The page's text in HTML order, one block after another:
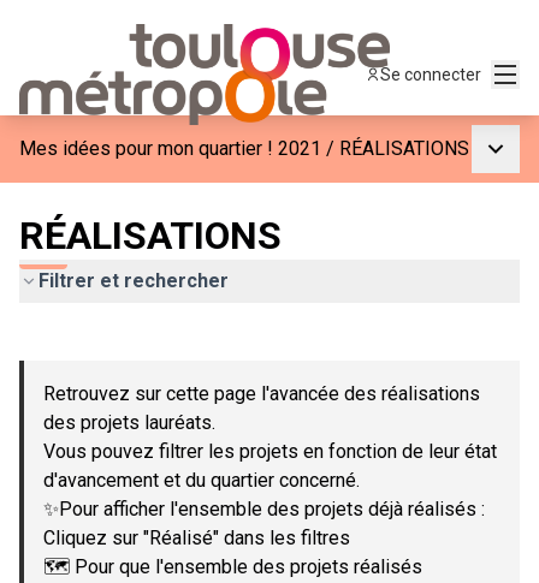
Se connecter
Mes idées pour mon quartier ! 2021 / RÉALISATIONS
RÉALISATIONS
Filtrer et rechercher
−
Retrouvez sur cette page l'avancée des réalisations
des projets lauréats.
Vous pouvez filtrer les projets en fonction de leur état
d'avancement et du quartier concerné.
✨Pour afficher l'ensemble des projets déjà réalisés :
Cliquez sur "Réalisé" dans les filtres
🗺️ Pour que l'ensemble des projets réalisés